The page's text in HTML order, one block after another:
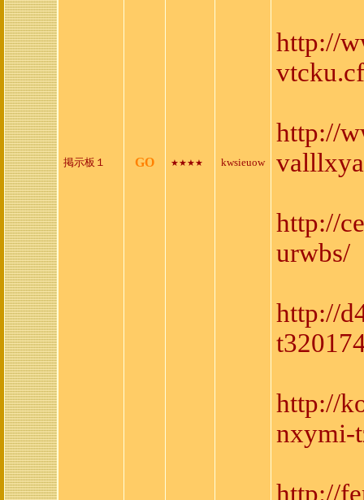
掲示板１ GO ★★★★ kwsieuow
http://
http://
http://
urwbs/
http://
http://
nxymi-
http://